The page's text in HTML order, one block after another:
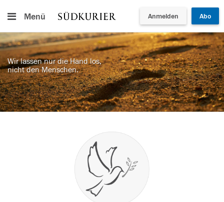
Menü Anmelden Abo
Wir lassen nur die Hand los,
nicht den Menschen.